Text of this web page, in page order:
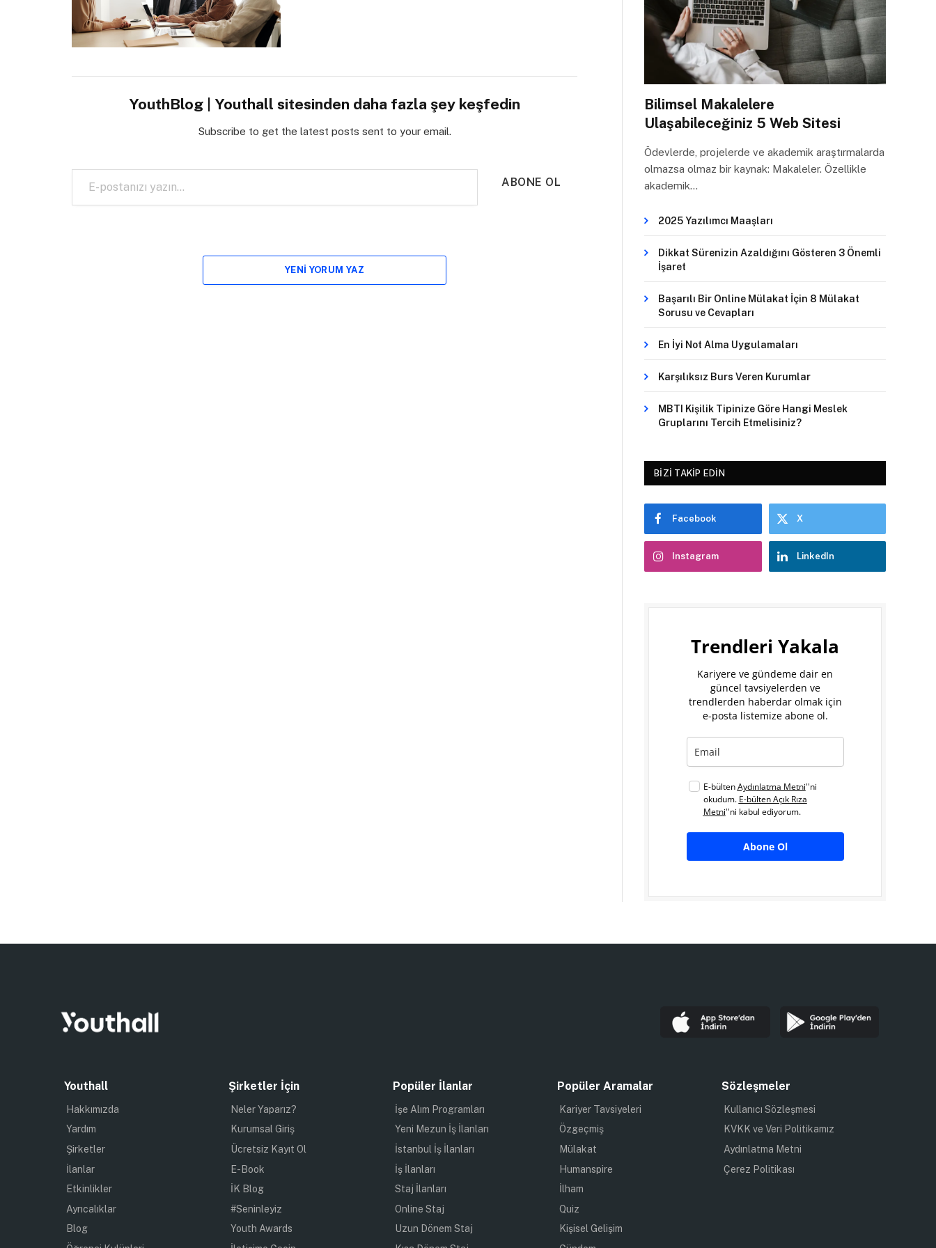
YouthBlog | Youthall sitesinden daha fazla şey keşfedin
Subscribe to get the latest posts sent to your email.
E-postanızı yazın…
ABONE OL
YENI YORUM YAZ
Bilimsel Makalelere
Ulaşabileceğiniz 5 Web Sitesi
Ödevlerde, projelerde ve akademik araştırmalarda
olmazsa olmaz bir kaynak: Makaleler. Özellikle
akademik…
2025 Yazılımcı Maaşları
Dikkat Sürenizin Azaldığını Gösteren 3 Önemli
İşaret
Başarılı Bir Online Mülakat İçin 8 Mülakat
Sorusu ve Cevapları
En İyi Not Alma Uygulamaları
Karşılıksız Burs Veren Kurumlar
MBTI Kişilik Tipinize Göre Hangi Meslek
Gruplarını Tercih Etmelisiniz?
BIZI TAKIP EDIN
Facebook X
Instagram LinkedIn
Trendleri Yakala
Kariyere ve gündeme dair en
güncel tavsiyelerden ve
trendlerden haberdar olmak için
e-posta listemize abone ol.
E-bültenAydınlatma Metni''ni
okudum. E-bülten Açık Rıza
Metni''ni kabul ediyorum.
Abone Ol
Youthall
Hakkımızda
Yardım
Şirketler
İlanlar
Etkinlikler
Ayrıcalıklar
Blog
Şirketler İçin
Neler Yaparız?
Kurumsal Giriş
Ücretsiz Kayıt Ol
E-Book
İK Blog
#Seninleyiz
Youth Awards
Popüler İlanlar
İşe Alım Programları
Yeni Mezun İş İlanları
İstanbul İş İlanları
İş İlanları
Staj İlanları
Online Staj
Uzun Dönem Staj
Popüler Aramalar
Kariyer Tavsiyeleri
Özgeçmiş
Mülakat
Humanspire
İlham
Quiz
Kişisel Gelişim
Sözleşmeler
Kullanıcı Sözleşmesi
KVKK ve Veri Politikamız
Aydınlatma Metni
Çerez Politikası